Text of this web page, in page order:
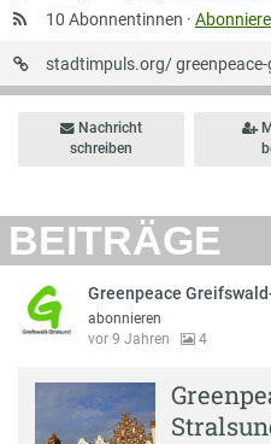
Mitglieder
10 Abonnentinnen ·
URL
auf
stadtimpuls.org/
Nachricht
schreiben
BEITRÄGE
Greenpeace
abonnieren
vor 9 Jahren
4